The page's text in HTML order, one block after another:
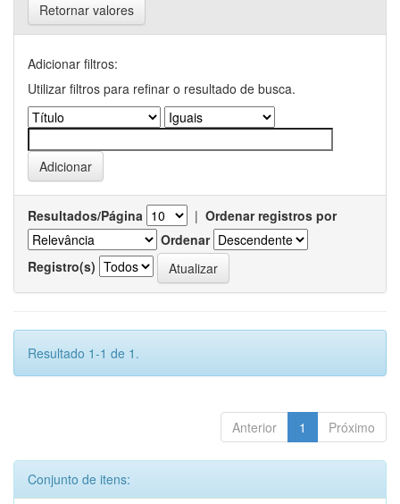
Retornar valores
Adicionar filtros:
Utilizar filtros para refinar o resultado de busca.
Resultados/Página | Ordenar registros por
Ordenar
Registro(s)
Resultado 1-1 de 1.
Anterior 1 Próximo
Conjunto de itens: